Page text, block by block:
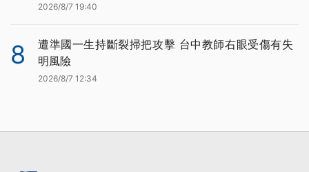
2026/8/7 19:40
8
遭準國一生持斷裂掃把攻擊 台中教師右眼受傷有失
明風險
2026/8/7 12:34